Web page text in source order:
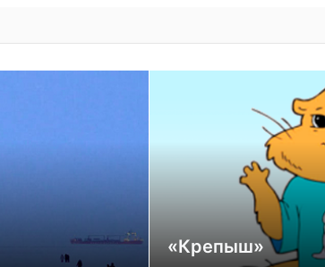
«Крепыш»